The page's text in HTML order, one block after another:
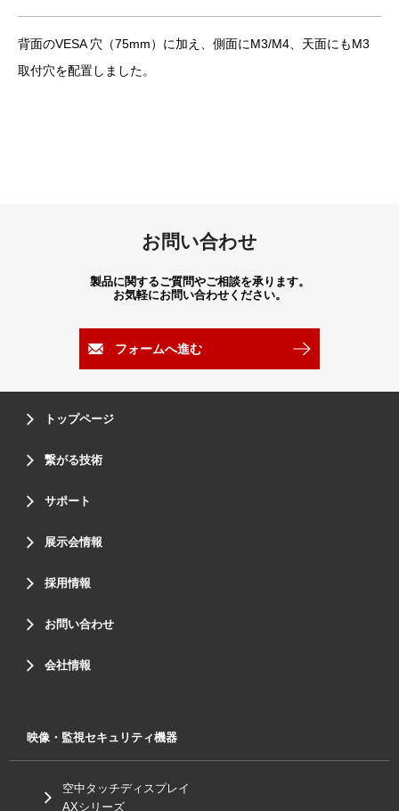
背面のVESA 穴（75mm）に加え、側面にM3/M4、天面にもM3
取付穴を配置しました。
お問い合わせ
製品に関するご質問やご相談を承ります。
お気軽にお問い合わせください。
フォームへ進む
トップページ
繋がる技術
サポート
展示会情報
採用情報
お問い合わせ
会社情報
映像・監視セキュリティ機器
空中タッチディスプレイ
AXシリーズ